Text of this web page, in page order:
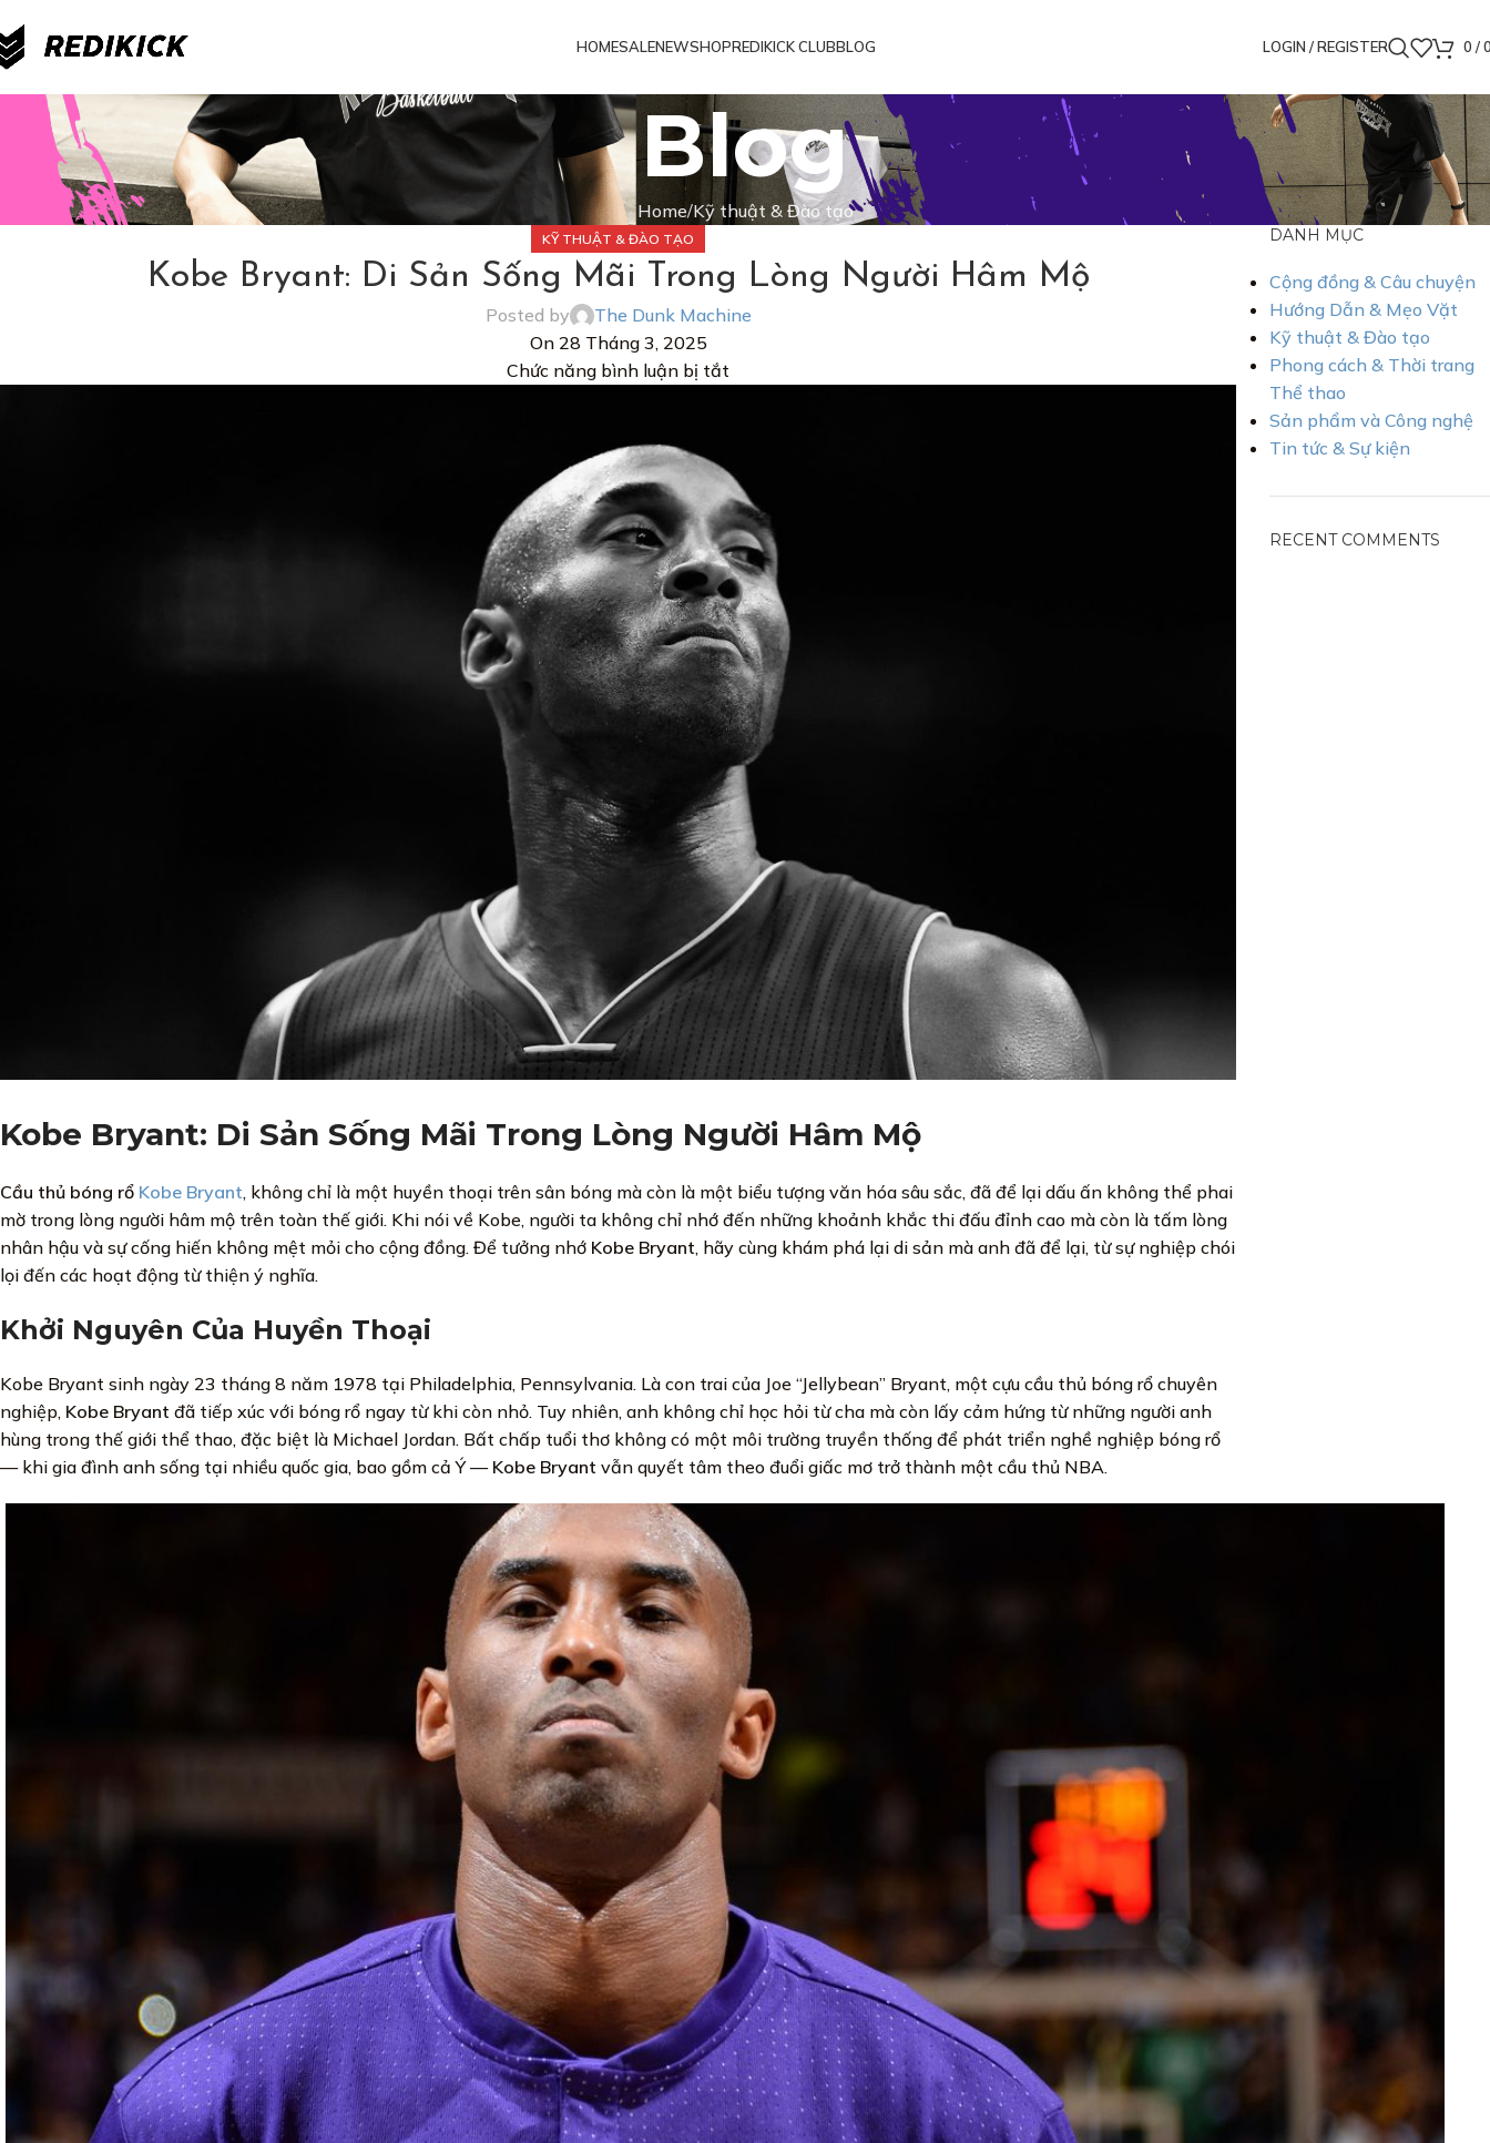
HOMESALENEWSHOPREDIKICK CLUBBLOG LOGIN / REGISTER 0 /
Blog
Home Kỹ thuật & Đào tạo
KỸ THUẬT & ĐÀO TẠO
Kobe Bryant: Di Sản Sống Mãi Trong Lòng Người Hâm Mộ
Posted by
The Dunk Machine
On 28 Tháng 3, 2025
Chức năng bình luận bị tắt
Kobe Bryant: Di Sản Sống Mãi Trong Lòng Người Hâm Mộ
Cầu thủ bóng rổ Kobe Bryant, không chỉ là một huyền thoại trên sân bóng mà còn là một biểu tượng văn hóa sâu sắc, đã để lại dấu ấn không thể phai
mờ trong lòng người hâm mộ trên toàn thế giới. Khi nói về Kobe, người ta không chỉ nhớ đến những khoảnh khắc thi đấu đỉnh cao mà còn là tấm lòng
nhân hậu và sự cống hiến không mệt mỏi cho cộng đồng. Để tưởng nhớ Kobe Bryant, hãy cùng khám phá lại di sản mà anh đã để lại, từ sự nghiệp chói
lọi đến các hoạt động từ thiện ý nghĩa.
Khởi Nguyên Của Huyền Thoại
Kobe Bryant sinh ngày 23 tháng 8 năm 1978 tại Philadelphia, Pennsylvania. Là con trai của Joe “Jellybean” Bryant, một cựu cầu thủ bóng rổ chuyên
nghiệp, Kobe Bryant đã tiếp xúc với bóng rổ ngay từ khi còn nhỏ. Tuy nhiên, anh không chỉ học hỏi từ cha mà còn lấy cảm hứng từ những người anh
hùng trong thế giới thể thao, đặc biệt là Michael Jordan. Bất chấp tuổi thơ không có một môi trường truyền thống để phát triển nghề nghiệp bóng rổ
— khi gia đình anh sống tại nhiều quốc gia, bao gồm cả Ý — Kobe Bryant vẫn quyết tâm theo đuổi giấc mơ trở thành một cầu thủ NBA.
DANH MỤC
Cộng đồng & Câu chuyện
Hướng Dẫn & Mẹo Vặt
Kỹ thuật & Đào tạo
Phong cách & Thời trang
Thể thao
Sản phẩm và Công nghệ
Tin tức & Sự kiện
RECENT COMMENTS